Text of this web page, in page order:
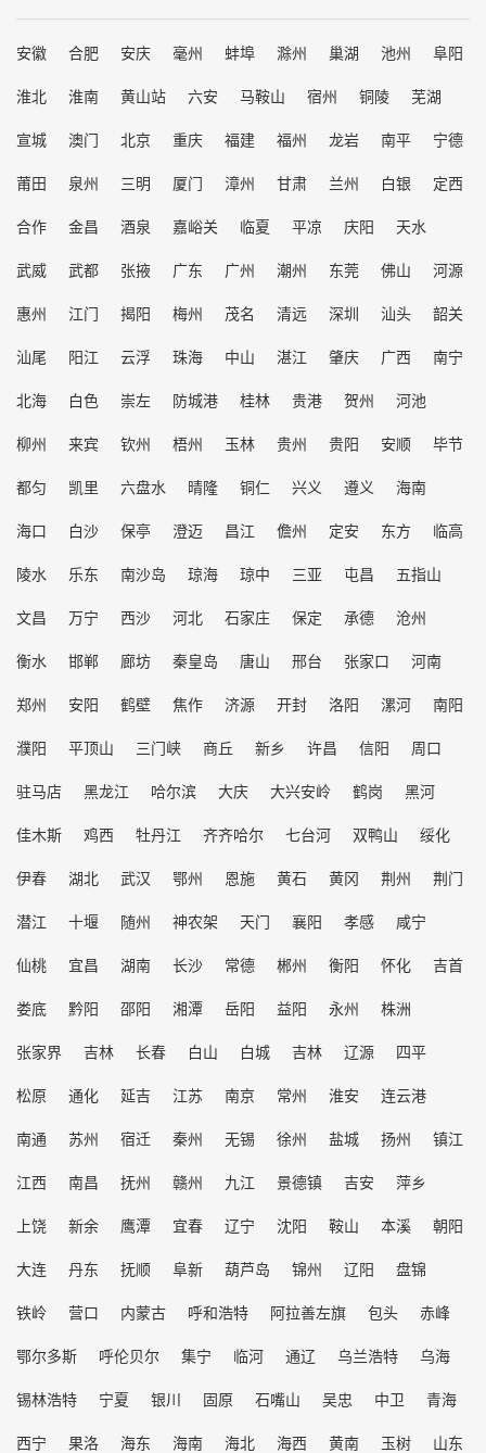
安徽 合肥 安庆 毫州 蚌埠 滁州 巢湖 池州
阜阳
淮北
淮南 黄山站 六安 马鞍山 宿州 铜陵
芜湖
宣城
澳门 北京 重庆 福建 福州 龙岩 南平
宁德
莆田
泉州 三明 厦门 漳州 甘肃 兰州 白银
定西
合作
金昌 酒泉 嘉峪关 临夏 平凉 庆阳
天水
武威
武都 张掖 广东 广州 潮州 东莞 佛山
河源
惠州
江门 揭阳 梅州 茂名 清远 深圳 汕头
韶关
汕尾
阳江 云浮 珠海 中山 湛江 肇庆 广西
南宁
北海
白色 崇左 防城港 桂林 贵港 贺州
河池
柳州
来宾 钦州 梧州 玉林 贵州 贵阳 安顺
毕节
都匀
凯里 六盘水 晴隆 铜仁 兴义 遵义
海南
海口
白沙 保亭 澄迈 昌江 儋州 定安 东方
临高
陵水
乐东 南沙岛 琼海 琼中 三亚 屯昌
五指山
文昌
万宁 西沙 河北 石家庄 保定 承德
沧州
衡水
邯郸 廊坊 秦皇岛 唐山 邢台 张家口
河南
郑州
安阳 鹤壁 焦作 济源 开封 洛阳 漯河
南阳
濮阳
平顶山 三门峡 商丘 新乡 许昌 信阳
周口
驻马店
黑龙江 哈尔滨 大庆 大兴安岭 鹤岗
黑河
佳木斯
鸡西 牡丹江 齐齐哈尔 七台河 双鸭山
绥化
伊春
湖北 武汉 鄂州 恩施 黄石 黄冈 荆州
荆门
潜江
十堰 随州 神农架 天门 襄阳 孝感
咸宁
仙桃
宜昌 湖南 长沙 常德 郴州 衡阳 怀化
吉首
娄底
黔阳 邵阳 湘潭 岳阳 益阳 永州
株洲
张家界
吉林 长春 白山 白城 吉林 辽源
四平
松原
通化 延吉 江苏 南京 常州 淮安
连云港
南通
苏州 宿迁 秦州 无锡 徐州 盐城 扬州
镇江
江西
南昌 抚州 赣州 九江 景德镇 吉安
萍乡
上饶
新余 鹰潭 宜春 辽宁 沈阳 鞍山 本溪
朝阳
大连
丹东 抚顺 阜新 葫芦岛 锦州 辽阳
盘锦
铁岭
营口 内蒙古 呼和浩特 阿拉善左旗 包头
赤峰
鄂尔多斯
呼伦贝尔 集宁 临河 通辽 乌兰浩特
乌海
锡林浩特
宁夏 银川 固原 石嘴山 吴忠 中卫
青海
西宁
果洛 海东 海南 海北 海西 黄南 玉树
山东